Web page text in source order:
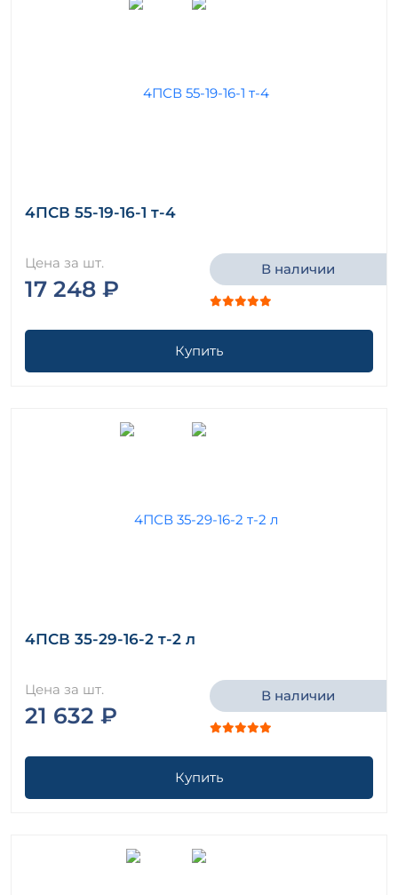
4ПСВ 55-19-16-1 т-4
Цена за шт.
17 248 ₽
В наличии
Купить
4ПСВ 35-29-16-2 т-2 л
Цена за шт.
21 632 ₽
В наличии
Купить